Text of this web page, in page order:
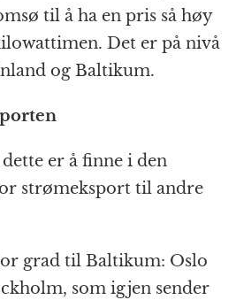
til å ha en pris så høy
Det er på nivå
og Baltikum.
er å finne i den
strømeksport til andre
grad til Baltikum: Oslo
som igjen sender